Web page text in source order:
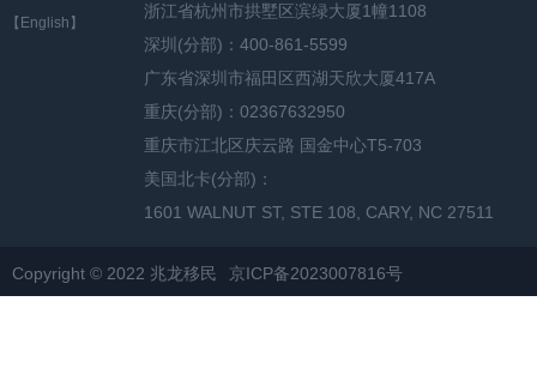
【English】
浙江省杭州市拱墅区滨绿大厦1幢1108
深圳(分部)：400-861-5599
广东省深圳市福田区西湖天欣大厦417A
重庆(分部)：02367632950
重庆市江北区庆云路 国金中心T5-703
美国北卡(分部)：
1601 WALNUT ST, STE 108, CARY, NC 27511
Copyright © 2022 兆龙移民 京ICP备2023007816号